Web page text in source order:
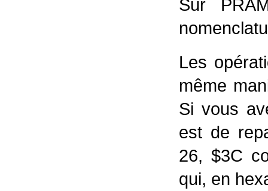
Sur
Les
même
Si vous
est de
26, $3C
qui, en